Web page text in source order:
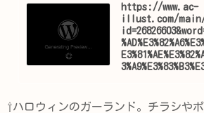
https://www.ac-
illust.com/
⇧ハロウィンのガーランド。チラシや